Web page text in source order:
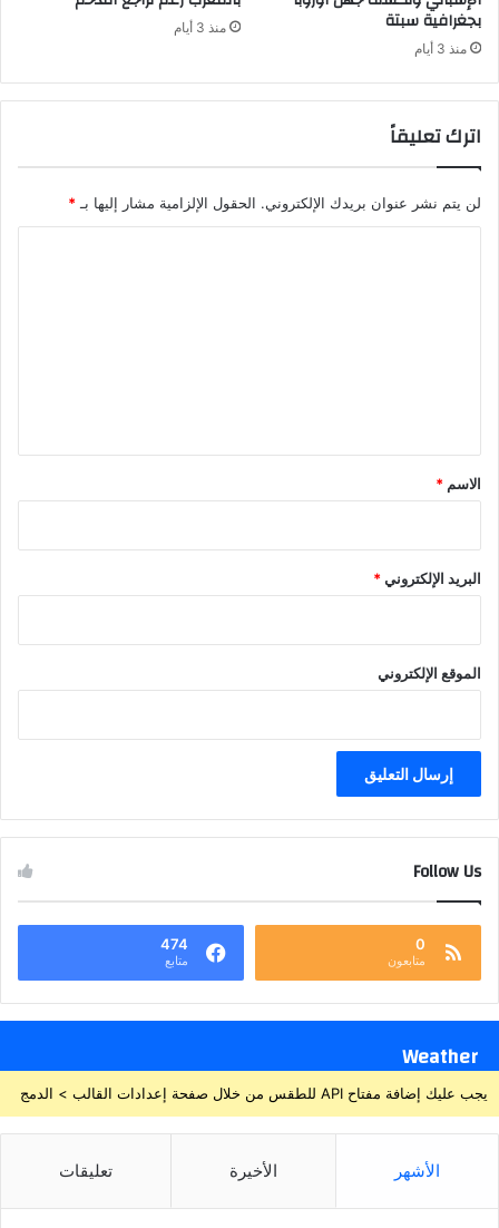
بجغرافية سبتة
منذ 3 أيام
منذ 3 أيام
اترك تعليقاً
لن يتم نشر عنوان بريدك الإلكتروني. الحقول الإلزامية مشار إليها بـ *
*
الاسم *
البريد الإلكتروني*
الموقع الإلكتروني
Follow Us
0
متابعون
474
متابع
Weather
يجب عليك إضافة مفتاح API للطقس من خلال صفحة إعدادات القالب > الدمج
الأشهر الأخيرة تعليقات